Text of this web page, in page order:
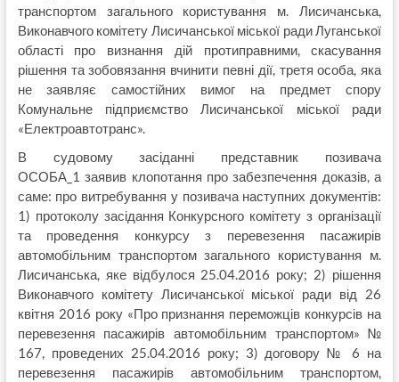
транспортом загального користування м. Лисичанська,
Виконавчого комітету Лисичанської міської ради Луганської
області про визнання дій протиправними, скасування
рішення та зобовязання вчинити певні дії, третя особа, яка
не заявляє самостійних вимог на предмет спору
Комунальне підприємство Лисичанської міської ради
«Електроавтотранс».
В судовому засіданні представник позивача
ОСОБА_1 заявив клопотання про забезпечення доказів, а
саме: про витребування у позивача наступних документів:
1) протоколу засідання Конкурсного комітету з організації
та проведення конкурсу з перевезення пасажирів
автомобільним транспортом загального користування м.
Лисичанська, яке відбулося 25.04.2016 року; 2) рішення
Виконавчого комітету Лисичанської міської ради від 26
квітня 2016 року «Про признання переможців конкурсів на
перевезення пасажирів автомобільним транспортом» №
167, проведених 25.04.2016 року; 3) договору № 6 на
перевезення пасажирів автомобільним транспортом,